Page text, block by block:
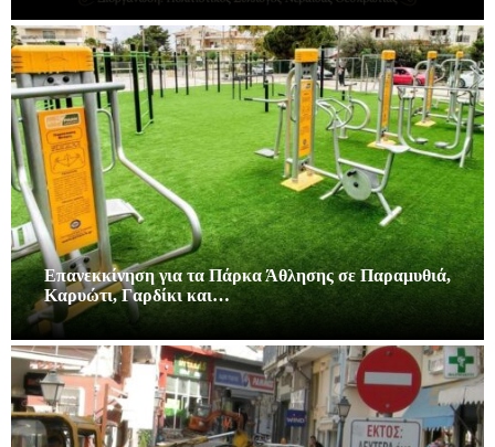
Επανεκκίνηση για τα Πάρκα Άθλησης σε Παραμυθιά,
Καρυώτι, Γαρδίκι και…